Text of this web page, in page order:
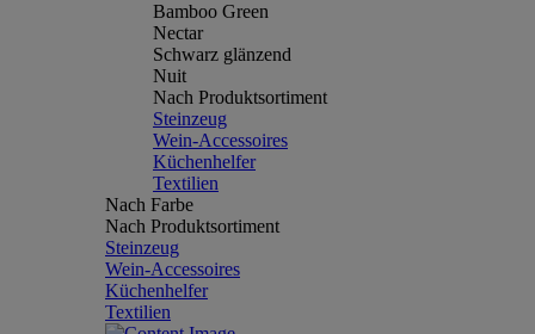
Bamboo Green
Nectar
Schwarz glänzend
Nuit
Nach Produktsortiment
Steinzeug
Wein-Accessoires
Küchenhelfer
Textilien
Nach Farbe
Nach Produktsortiment
Steinzeug
Wein-Accessoires
Küchenhelfer
Textilien